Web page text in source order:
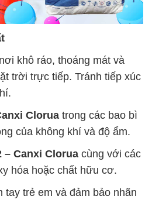
khô ráo, thoáng mát và
trời trực tiếp. Tránh tiếp xúc
Clorua trong các bao bì
của không khí và độ ẩm.
– Canxi Clorua cùng với các
hóa hoặc chất hữu cơ.
tay trẻ em và đảm bảo nhãn